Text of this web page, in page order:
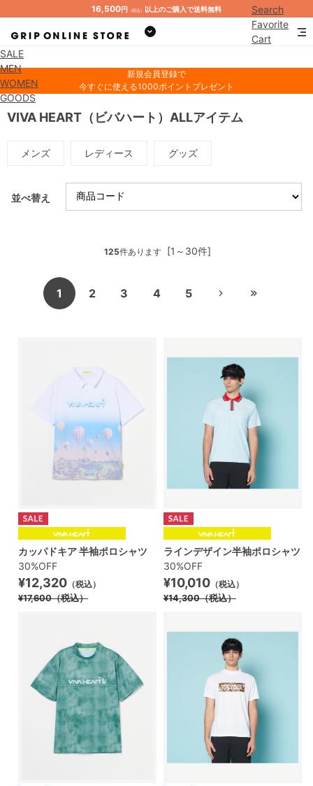
16,500円 （税込） 以上のご購入で送料無料
Search
Favorite
Cart
SALE
MEN
WOMEN
GOODS
新規会員登録で
今すぐに使える1000ポイントプレゼント
VIVA HEART（ビバハート）ALLアイテム
メンズ レディース グッズ
並べ替え
[1～30件]
125件あります
1 2 3 4 5
カッパドキア 半袖ポロシャツ
30%OFF
¥12,320 （税込）
¥17,600（税込）
ラインデザイン半袖ポロシャツ
30%OFF
¥10,010 （税込）
¥14,300（税込）